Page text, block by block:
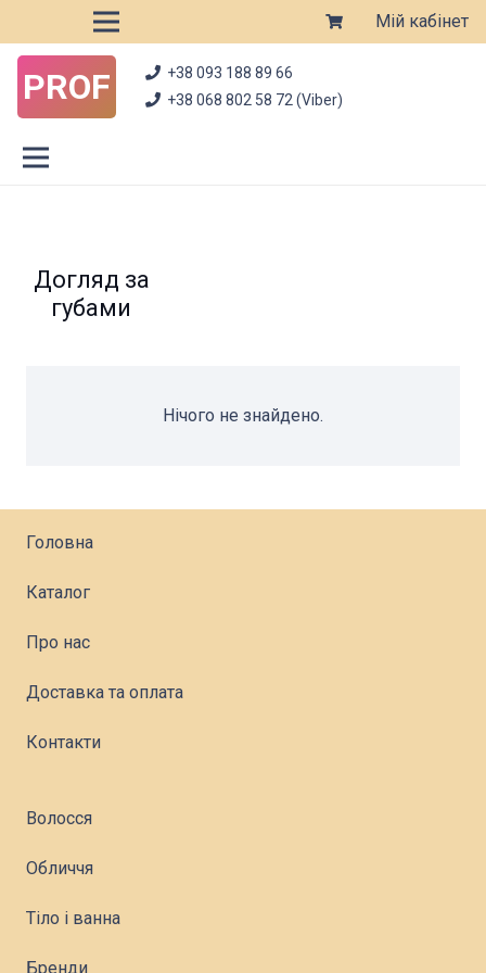
Мій кабінет
PROF
+38 093 188 89 66
+38 068 802 58 72 (Viber)
Догляд за
губами
Нічого не знайдено.
Головна
Каталог
Про нас
Доставка та оплата
Контакти
Волосся
Обличчя
Тіло і ванна
Бренди